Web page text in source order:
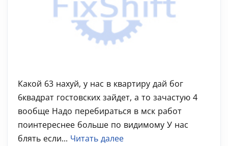
Какой 63 нахуй, у нас в квартиру дай бог
6квадрат гостовских зайдет, а то зачастую 4
вообще Надо перебираться в мск работ
поинтереснее больше по видимому У нас
блять если... Читать далее